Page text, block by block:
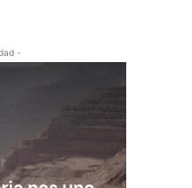
-